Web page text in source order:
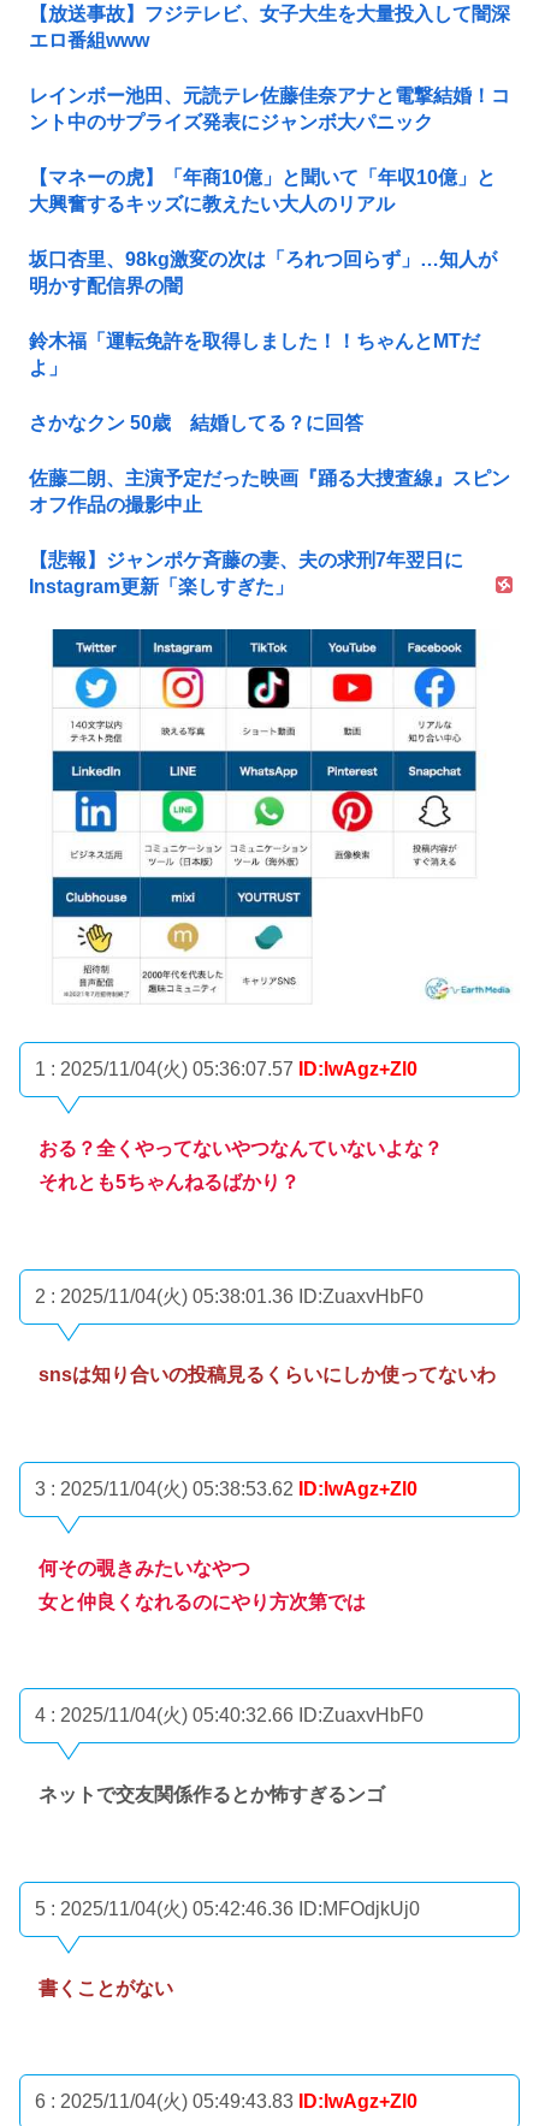
【放送事故】フジテレビ、女子大生を大量投入して闇深
エロ番組www
レインボー池田、元読テレ佐藤佳奈アナと電撃結婚！コ
ント中のサプライズ発表にジャンボ大パニック
【マネーの虎】「年商10億」と聞いて「年収10億」と
大興奮するキッズに教えたい大人のリアル
坂口杏里、98kg激変の次は「ろれつ回らず」…知人が
明かす配信界の闇
鈴木福「運転免許を取得しました！！ちゃんとMTだ
よ」
さかなクン 50歳 結婚してる？に回答
佐藤二朗、主演予定だった映画『踊る大捜査線』スピン
オフ作品の撮影中止
【悲報】ジャンポケ斉藤の妻、夫の求刑7年翌日に
Instagram更新「楽しすぎた」
1 : 2025/11/04(火) 05:36:07.57 ID:lwAgz+Zl0
おる？全くやってないやつなんていないよな？
それとも5ちゃんねるばかり？
2 : 2025/11/04(火) 05:38:01.36 ID:ZuaxvHbF0
snsは知り合いの投稿見るくらいにしか使ってないわ
3 : 2025/11/04(火) 05:38:53.62 ID:lwAgz+Zl0
何その覗きみたいなやつ
女と仲良くなれるのにやり方次第では
4 : 2025/11/04(火) 05:40:32.66 ID:ZuaxvHbF0
ネットで交友関係作るとか怖すぎるンゴ
5 : 2025/11/04(火) 05:42:46.36 ID:MFOdjkUj0
書くことがない
6 : 2025/11/04(火) 05:49:43.83 ID:lwAgz+Zl0